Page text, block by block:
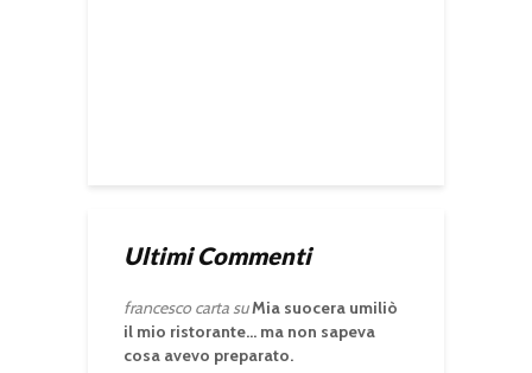
Ultimi Commenti
francesco cartasuMia suocera umiliò
il mio ristorante… ma non sapeva
cosa avevo preparato.